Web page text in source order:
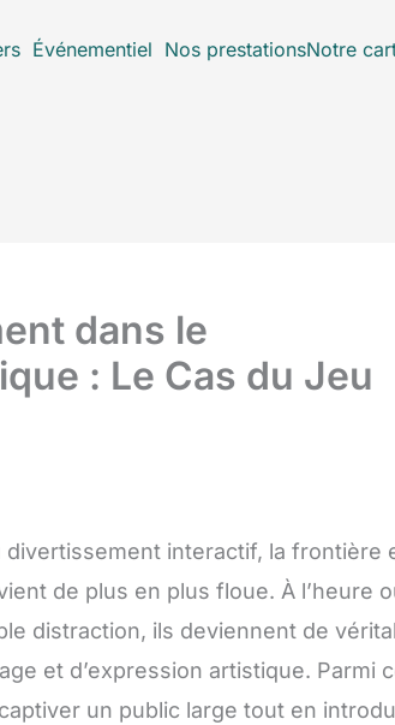
Événementiel Nos prestationsNotre
dans le
: Le Cas du Jeu
divertissement interactif, la frontière
de plus en plus floue. À l’heure
distraction, ils deviennent de
et d’expression artistique. Parmi
un public large tout en